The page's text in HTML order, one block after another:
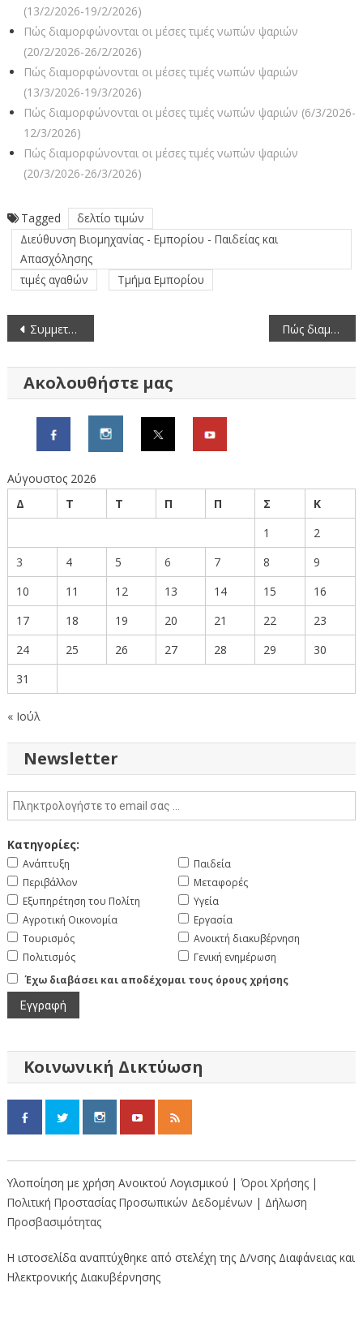
(13/2/2026-19/2/2026)
Πώς διαμορφώνονται οι μέσες τιμές νωπών ψαριών
(20/2/2026-26/2/2026)
Πώς διαμορφώνονται οι μέσες τιμές νωπών ψαριών
(13/3/2026-19/3/2026)
Πώς διαμορφώνονται οι μέσες τιμές νωπών ψαριών (6/3/2026-
12/3/2026)
Πώς διαμορφώνονται οι μέσες τιμές νωπών ψαριών
(20/3/2026-26/3/2026)
Tagged
δελτίο τιμών
Διεύθυνση Βιομηχανίας - Εμπορίου - Παιδείας και
Απασχόλησης
τιμές αγαθών
Τμήμα Εμπορίου
Πλοήγηση
Συμμετοχή σε εξετάσεις άδειας άσκησης επαγγέλματος φαρμακοποιού Πώς διαμορφώνονται οι μέσες τιμές οπωροκηπευτικών (5/12/2025-11/12/2025)
Ακολουθήστε μας
Αύγουστος 2026
Δ
Τ Τ Π Π Σ
Κ
1
2
3
4 5 6 7 8
9
10
11 12 13 14 15
16
17
18 19 20 21 22
23
24
25 26 27 28 29
30
31
« Ιούλ
Newsletter
Κατηγορίες:
Ανάπτυξη
Περιβάλλον
Εξυπηρέτηση του Πολίτη
Αγροτική Οικονομία
Τουρισμός
Πολιτισμός
Παιδεία
Μεταφορές
Υγεία
Εργασία
Ανοικτή διακυβέρνηση
Γενική ενημέρωση
Έχω διαβάσει και αποδέχομαι τους όρους χρήσης
Κοινωνική Δικτύωση
Υλοποίηση με χρήση Ανοικτού Λογισμικού | Όροι Χρήσης |
Πολιτική Προστασίας Προσωπικών Δεδομένων | Δήλωση
Προσβασιμότητας
Η ιστοσελίδα αναπτύχθηκε από στελέχη της Δ/νσης Διαφάνειας και
Ηλεκτρονικής Διακυβέρνησης